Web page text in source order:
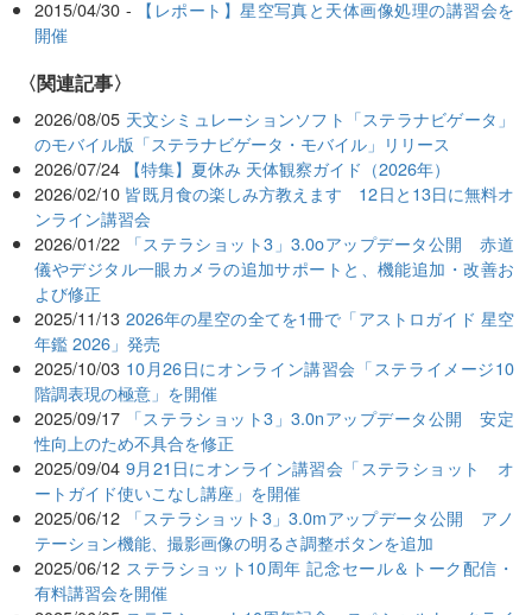
2015/04/30 -
【レポート】星空写真と天体画像処理の講習会を
開催
関連記事
2026/08/05 天文シミュレーションソフト「ステラナビゲータ」
のモバイル版「ステラナビゲータ・モバイル」リリース
2026/07/24 【特集】夏休み 天体観察ガイド（2026年）
2026/02/10 皆既月食の楽しみ方教えます 12日と13日に無料オ
ンライン講習会
2026/01/22
「ステラショット3」3.0oアップデータ公開 赤道
儀やデジタル一眼カメラの追加サポートと、機能追加・改善お
よび修正
2025/11/13 2026年の星空の全てを1冊で「アストロガイド 星空
年鑑 2026」発売
2025/10/03 10月26日にオンライン講習会「ステライメージ10
階調表現の極意」を開催
2025/09/17
「ステラショット3」3.0nアップデータ公開 安定
性向上のため不具合を修正
2025/09/04 9月21日にオンライン講習会「ステラショット オ
ートガイド使いこなし講座」を開催
2025/06/12
「ステラショット3」3.0mアップデータ公開 アノ
テーション機能、撮影画像の明るさ調整ボタンを追加
2025/06/12 ステラショット10周年 記念セール＆トーク配信・
有料講習会を開催